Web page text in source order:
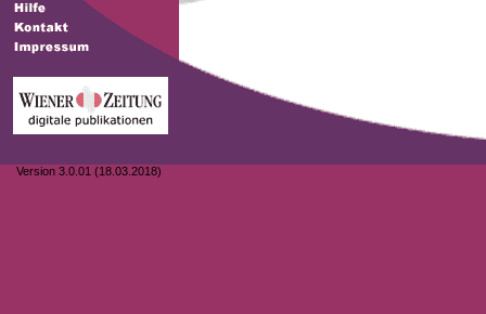
Version 3.0.01 (18.03.2018)